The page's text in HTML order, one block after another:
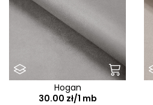
Hogan
30.00 zł/1 mb